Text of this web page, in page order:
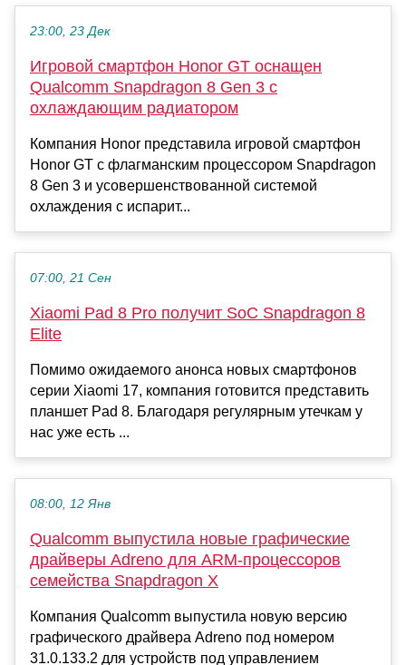
23:00, 23 Дек
Игровой смартфон Honor GT оснащен
Qualcomm Snapdragon 8 Gen 3 с
охлаждающим радиатором
Компания Honor представила игровой смартфон
Honor GT с флагманским процессором Snapdragon
8 Gen 3 и усовершенствованной системой
охлаждения с испарит...
07:00, 21 Сен
Xiaomi Pad 8 Pro получит SoC Snapdragon 8
Elite
Помимо ожидаемого анонса новых смартфонов
серии Xiaomi 17, компания готовится представить
планшет Pad 8. Благодаря регулярным утечкам у
нас уже есть ...
08:00, 12 Янв
Qualcomm выпустила новые графические
драйверы Adreno для ARM-процессоров
семейства Snapdragon X
Компания Qualcomm выпустила новую версию
графического драйвера Adreno под номером
31.0.133.2 для устройств под управлением